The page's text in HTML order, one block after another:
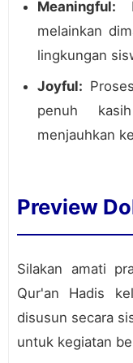
Meaningful:
melainkan
lingkungan
Joyful:
penuh
menjauhkan
Preview
Silakan amati
Qur'an Hadis
disusun secara
untuk kegiatan